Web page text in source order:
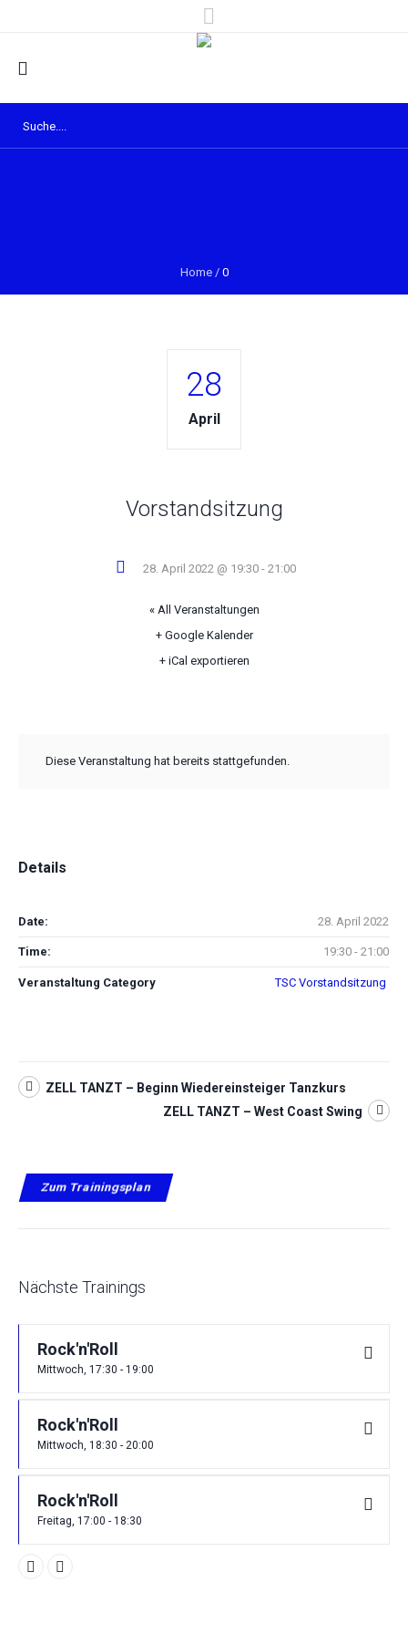
Home / 0
28
April
Vorstandsitzung
28. April 2022 @ 19:30- 21:00
« All Veranstaltungen
+ Google Kalender
+ iCal exportieren
Diese Veranstaltung hat bereits stattgefunden.
Details
Date: 28. April 2022
Time: 19:30 - 21:00
Veranstaltung Category TSC Vorstandsitzung
ZELL TANZT – Beginn Wiedereinsteiger Tanzkurs
ZELL TANZT – West Coast Swing
Zum Trainingsplan
Nächste Trainings
Rock'n'Roll
Mittwoch, 17:30 - 19:00
Rock'n'Roll
Mittwoch, 18:30 - 20:00
Rock'n'Roll
Freitag, 17:00 - 18:30